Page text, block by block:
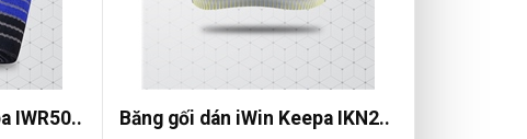
IWR50.. Băng gối dán iWin Keepa IKN2..